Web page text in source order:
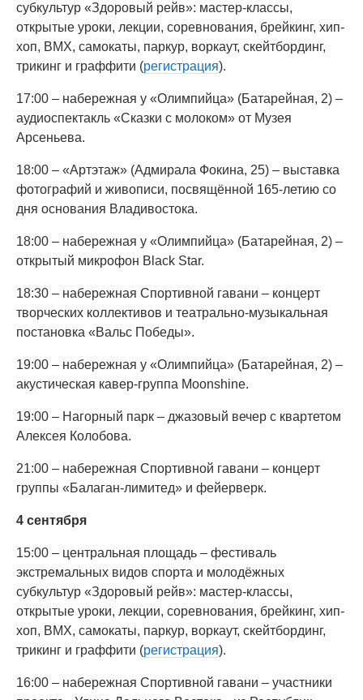
субкультур «Здоровый рейв»: мастер-классы,
открытые уроки, лекции, соревнования, брейкинг, хип-
хоп, BMX, самокаты, паркур, воркаут, скейтбординг,
трикинг и граффити (регистрация).
17:00 – набережная у «Олимпийца» (Батарейная, 2) –
аудиоспектакль «Сказки с молоком» от Музея
Арсеньева.
18:00 – «Артэтаж» (Адмирала Фокина, 25) – выставка
фотографий и живописи, посвящённой 165-летию со
дня основания Владивостока.
18:00 – набережная у «Олимпийца» (Батарейная, 2) –
открытый микрофон Black Star.
18:30 – набережная Спортивной гавани – концерт
творческих коллективов и театрально-музыкальная
постановка «Вальс Победы».
19:00 – набережная у «Олимпийца» (Батарейная, 2) –
акустическая кавер-группа Moonshine.
19:00 – Нагорный парк – джазовый вечер с квартетом
Алексея Колобова.
21:00 – набережная Спортивной гавани – концерт
группы «Балаган-лимитед» и фейерверк.
4 сентября
15:00 – центральная площадь – фестиваль
экстремальных видов спорта и молодёжных
субкультур «Здоровый рейв»: мастер-классы,
открытые уроки, лекции, соревнования, брейкинг, хип-
хоп, BMX, самокаты, паркур, воркаут, скейтбординг,
трикинг и граффити (регистрация).
16:00 – набережная Спортивной гавани – участники